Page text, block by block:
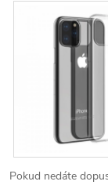
Pokud nedáte